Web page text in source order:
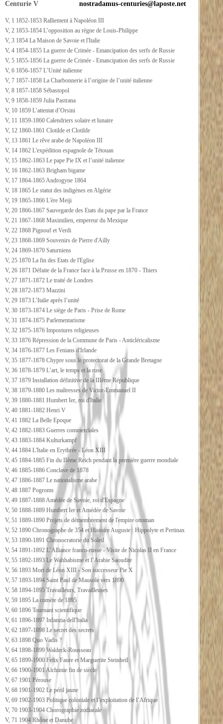
Centurie V
V, 1 1852-1853 Ralliement à Napoléon III
V, 2 1853-1854 L’opposition au règne de Louis-Philippe
V, 3 1854 La Maison de Savoie et l'Italie
V, 4 1854-1855 La guerre de Crimée - Emancipation des serfs de Russie
V, 5 1855-1856 La guerre de Crimée - Emancipation des serfs de Russie
V, 6 1856-1857 L’Unité italienne
V, 7 1857-1858 La Charbonnerie à l’origine de l’unité italienne
V, 8 1857-1858 Sébastopol
V, 9 1858-1859 Julia Pastrana
V, 10 1859 L’attentat d’Orsini
V, 11 1859-1860 Calendriers solaire et lunaire
V, 12 1860-1861 Clotilde et Clotilde
V, 13 1861 Le rêve arabe de Napoléon III
V, 14 1862 L'expédition espagnole de Tétouan
V, 15 1862-1863 Le pape Pie IX et l’unité italienne
V, 16 1862-1863 Brigham bigame
V, 17 1864-1865 Androgyne 1864
V, 18 1865 Le statut des indigènes en Algérie
V, 19 1865-1866 L'ère Meiji
V, 20 1866-1867 Sauvegarde des Etats du pape par la France
V, 21 1867-1868 Maximilien, empereur du Mexique
V, 22 1868 Pignouf et Verdi
V, 23 1868-1869 Souvenirs de Pierre d'Ailly
V, 24 1869-1870 Saturniens
V, 25 1870 La fin des Etats de l'Eglise
V, 26 1871 Défaite de la France face à la Prusse en 1870 - Thiers
V, 27 1871-1872 Le traité de Londres
V, 28 1872-1873 Mazzini
V, 29 1873 L’Italie après l’unité
V, 30 1873-1874 Le siège de Paris - Prise de Rome
V, 31 1874-1875 Parlementarisme
V, 32 1875-1876 Impostures religieuses
V, 33 1876 Répression de la Commune de Paris - Anticléricalisme
V, 34 1876-1877 Les Fenians d'Irlande
V, 35 1877-1878 Chypre sous le protectorat de la Grande Bretagne
V, 36 1878-1879 L’art, le temps et la ruse
V, 37 1879 Installation définitive de la IIIème République
V, 38 1879-1880 Les maîtresses de Victor-Emmanuel II
V, 39 1880-1881 Humbert Ier, roi d'Italie
V, 40 1881-1882 Henri V
V, 41 1882 La Belle Epoque
V, 42 1882-1883 Guerres commerciales
V, 43 1883-1884 Kulturkampf
V, 44 1884 L'Italie en Erythrée - Léon XIII
V, 45 1884-1885 Fin du IIème Reich pendant la première guerre mondiale
V, 46 1885-1886 Conclave de 1878
V, 47 1886-1887 Le nationalisme arabe
V, 48 1887 Pogroms
V, 49 1887-1888 Amédée de Savoie, roi d'Espagne
V, 50 1888-1889 Humbert Ier et Amédée de Savoie
V, 51 1889-1890 Projets de démembrement de l'empire ottoman
V, 52 1890 Chronographe de 354 et Histoire Auguste : Hippolyte et Pertinax
V, 53 1890-1891 Chronocratorie du Soleil
V, 54 1891-1892 L’Alliance franco-russe - Visite de Nicolas II en France
V, 55 1892-1893 Le Wahhabisme et l’Arabie Saoudite
V, 56 1893 Mort de Léon XIII - Son successeur Pie X
V, 57 1893-1894 Saint Paul de Mausole vers 1890
V, 58 1894-1895 Travailleurs, Travailleuses
V, 59 1895 La comète de 1895
V, 60 1896 Tournant scientifique
V, 61 1896-1897 Infanzia dell'Italia
V, 62 1897-1898 Le secret des secrets
V, 63 1898 Quo Vadis ?
V, 64 1898-1899 Waldeck-Rousseau
V, 65 1899-1900 Felix Faure et Marguerite Steinheil
V, 66 1900-1901 Alchimie fin de siècle
V, 67 1901 Pérouse
V, 68 1901-1902 Le péril jaune
V, 69 1902-1903 Politique coloniale et l’exploitation de l’Afrique
V, 70 1903-1904 Chorographie zodiacale
V, 71 1904 Rhône et Danube
nostradamus-centuries@laposte.net